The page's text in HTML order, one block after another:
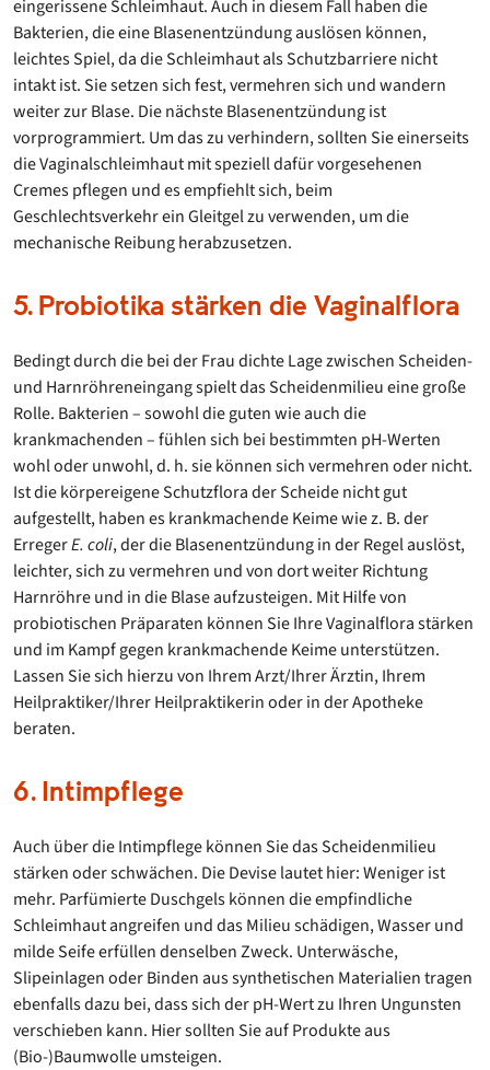
eingerissene Schleimhaut. Auch in diesem Fall haben die
Bakterien, die eine Blasenentzündung auslösen können,
leichtes Spiel, da die Schleimhaut als Schutzbarriere nicht
intakt ist. Sie setzen sich fest, vermehren sich und wandern
weiter zur Blase. Die nächste Blasenentzündung ist
vorprogrammiert. Um das zu verhindern, sollten Sie einerseits
die Vaginalschleimhaut mit speziell dafür vorgesehenen
Cremes pflegen und es empfiehlt sich, beim
Geschlechtsverkehr ein Gleitgel zu verwenden, um die
mechanische Reibung herabzusetzen.
5. Probiotika stärken die Vaginalflora
Bedingt durch die bei der Frau dichte Lage zwischen Scheiden-
und Harnröhreneingang spielt das Scheidenmilieu eine große
Rolle. Bakterien – sowohl die guten wie auch die
krankmachenden – fühlen sich bei bestimmten pH-Werten
wohl oder unwohl, d. h. sie können sich vermehren oder nicht.
Ist die körpereigene Schutzflora der Scheide nicht gut
aufgestellt, haben es krankmachende Keime wie z. B. der
ErregerE. coli, der die Blasenentzündung in der Regel auslöst,
leichter, sich zu vermehren und von dort weiter Richtung
Harnröhre und in die Blase aufzusteigen. Mit Hilfe von
probiotischen Präparaten können Sie Ihre Vaginalflora stärken
und im Kampf gegen krankmachende Keime unterstützen.
Lassen Sie sich hierzu von Ihrem Arzt/Ihrer Ärztin, Ihrem
Heilpraktiker/Ihrer Heilpraktikerin oder in der Apotheke
beraten.
6. Intimpflege
Auch über die Intimpflege können Sie das Scheidenmilieu
stärken oder schwächen. Die Devise lautet hier: Weniger ist
mehr. Parfümierte Duschgels können die empfindliche
Schleimhaut angreifen und das Milieu schädigen, Wasser und
milde Seife erfüllen denselben Zweck. Unterwäsche,
Slipeinlagen oder Binden aus synthetischen Materialien tragen
ebenfalls dazu bei, dass sich der pH-Wert zu Ihren Ungunsten
verschieben kann. Hier sollten Sie auf Produkte aus
(Bio-)Baumwolle umsteigen.